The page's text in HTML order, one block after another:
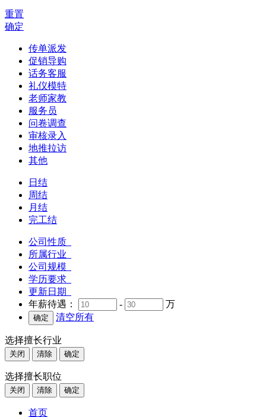
重置
确定
传单派发
促销导购
话务客服
礼仪模特
老师家教
服务员
问卷调查
审核录入
地推拉访
其他
日结
周结
月结
完工结
公司性质
所属行业
公司规模
学历要求
更新日期
年薪待遇：
-
万
清空所有
选择擅长行业
关闭 清除 确定
选择擅长职位
关闭 清除 确定
首页